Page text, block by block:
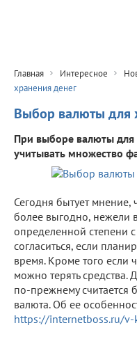
Главная Интересное
хранения денег
Выбор валюты для
При выборе валюты для
учитывать множество
Сегодня бытует мнение,
более выгодно, нежели
определенной степени
согласиться, если
время. Кроме того если
можно терять
по-прежнему считается
валюта. Об ее
https://internetboss.ru/